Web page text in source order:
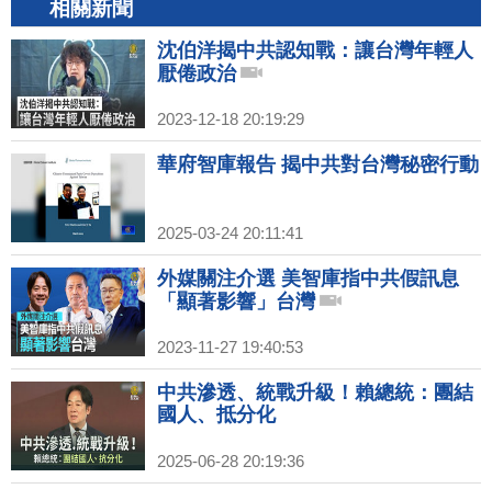
相關新聞
沈伯洋揭中共認知戰：讓台灣年輕人
厭倦政治
2023-12-18 20:19:29
華府智庫報告 揭中共對台灣秘密行動
2025-03-24 20:11:41
外媒關注介選 美智庫指中共假訊息
「顯著影響」台灣
2023-11-27 19:40:53
中共滲透、統戰升級！賴總統：團結
國人、抵分化
2025-06-28 20:19:36